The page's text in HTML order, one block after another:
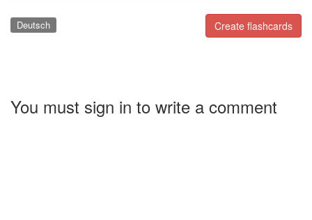
Create flashcards
Deutsch
You must sign in to write a comment